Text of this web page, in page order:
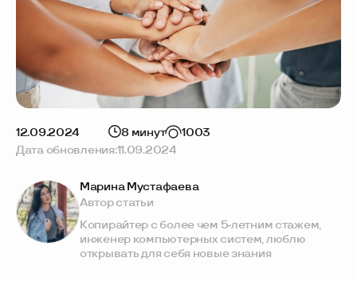
12.09.2024 8 минут
1003
Дата обновления:11.09.2024
Марина Мустафаева
Автор статьи
Копирайтер с более чем 5-летним стажем,
инженер компьютерных систем, люблю
открывать для себя новые знания